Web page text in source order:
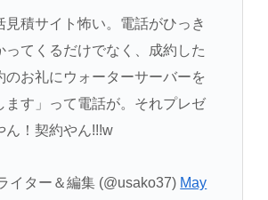
見積サイト怖い。電話がひっき
ってくるだけでなく、成約した
のお礼にウォーターサーバーを
ます」って電話が。それプレゼ
ん！契約やん!!!w
イター＆編集 (@usako37) May